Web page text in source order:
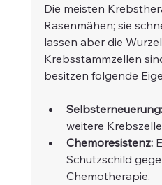
Die meisten
Rasenmähen; sie
lassen aber die
Krebsstammzellen
besitzen folgende
Selbsterneuerung:
weitere
Chemoresistenz:
Schutzschild
Chemotherapie.